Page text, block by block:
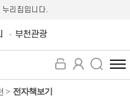
누리집입니다.
부천관광
전
체
> 전자책보기